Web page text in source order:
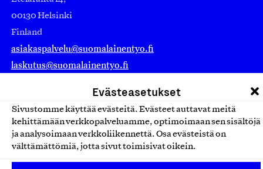
Evästeasetukset
Sivustomme käyttää evästeitä. Evästeet auttavat meitä
kehittämään verkkopalveluamme, optimoimaan sen sisältöjä
ja analysoimaan verkkoliikennettä. Osa evästeistä on
välttämättömiä, jotta sivut toimisivat oikein.
00130 Helsinki
Finland
asiakaspalvelu@suomalainentyo.fi
laskutus@suomalainentyo.fi
Avainlippu